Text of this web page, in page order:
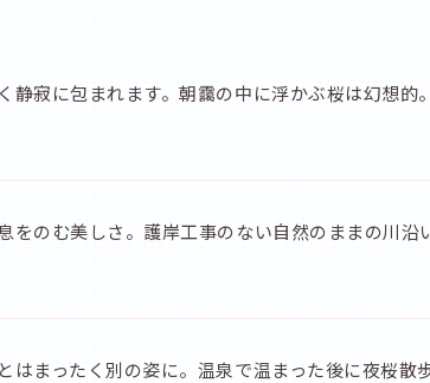
静寂に包まれます。朝靄の中に浮かぶ桜は幻想的
をのむ美しさ。護岸工事のない自然のままの川沿
はまったく別の姿に。温泉で温まった後に夜桜